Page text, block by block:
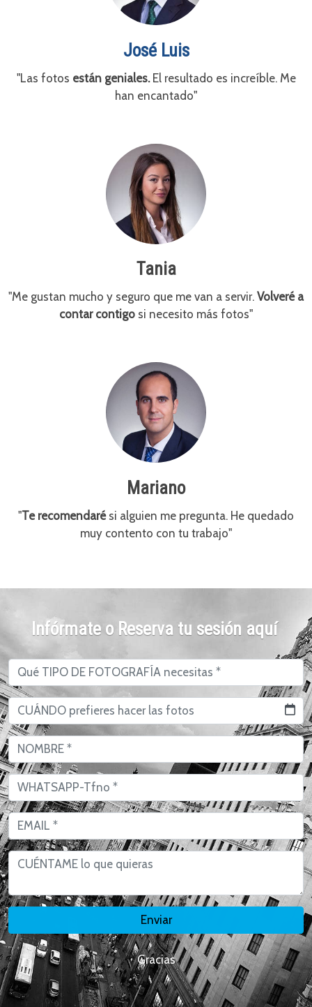
José Luis
"Las fotos están geniales. El resultado es increíble. Me
han encantado"
Tania
"Me gustan mucho y seguro que me van a servir. Volveré a
contar contigo si necesito más fotos"
Mariano
"Te recomendarési alguien me pregunta. He quedado
muy contento con tu trabajo"
Infórmate o Reserva tu sesión aquí
Enviar
Gracias